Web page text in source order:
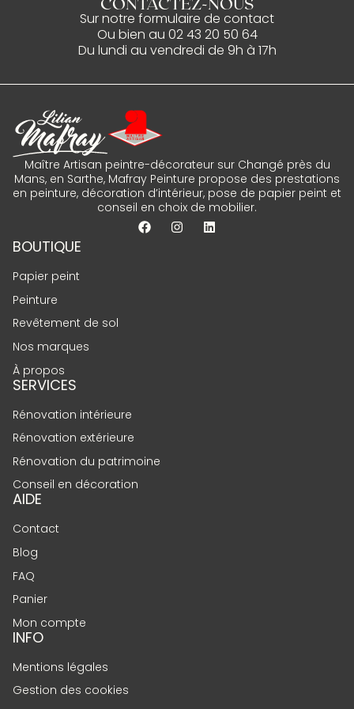
Sur notre formulaire de contact
Ou bien au 02 43 20 50 64
Du lundi au vendredi de 9h à 17h
Maître Artisan peintre-décorateur sur Changé près du
Mans, en Sarthe, Mafray Peinture propose des prestations
en peinture, décoration d’intérieur, pose de papier peint et
conseil en choix de mobilier.
BOUTIQUE
Papier peint
Peinture
Revêtement de sol
Nos marques
À propos
SERVICES
Rénovation intérieure
Rénovation extérieure
Rénovation du patrimoine
Conseil en décoration
AIDE
Contact
Blog
FAQ
Panier
Mon compte
INFO
Mentions légales
Gestion des cookies